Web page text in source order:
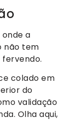
a
não tem
fervendo.
colado em
do
validação
Olha aqui,